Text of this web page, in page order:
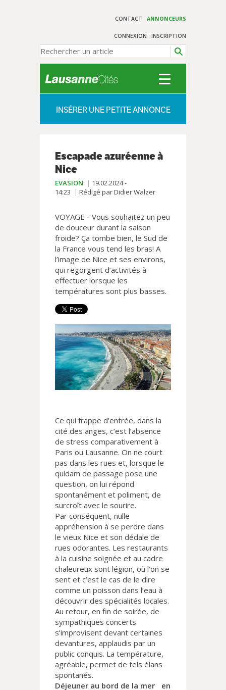
CONTACT ANNONCEURS
CONNEXION INSCRIPTION
INSÉRER UNE PETITE ANNONCE
Escapade azuréenne à
Nice
EVASION
19.02.2024 -
14:23
Rédigé par Didier Walzer
VOYAGE - Vous souhaitez un peu
de douceur durant la saison
froide? Ça tombe bien, le Sud de
la France vous tend les bras! A
l’image de Nice et ses environs,
qui regorgent d’activités à
effectuer lorsque les
températures sont plus basses.
Ce qui frappe d’entrée, dans la
cité des anges, c’est l’absence
de stress comparativement à
Paris ou Lausanne. On ne court
pas dans les rues et, lorsque le
quidam de passage pose une
question, on lui répond
spontanément et poliment, de
surcroît avec le sourire.
Par conséquent, nulle
appréhension à se perdre dans
le vieux Nice et son dédale de
rues odorantes. Les restaurants
à la cuisine soignée et au cadre
chaleureux sont légion, où l’on se
sent et c’est le cas de le dire
comme un poisson dans l’eau à
découvrir des spécialités locales.
Au retour, en fin de soirée, de
sympathiques concerts
s’improvisent devant certaines
devantures, applaudis par un
public conquis. La température,
agréable, permet de tels élans
spontanés.
Déjeuner au bord de la mer en